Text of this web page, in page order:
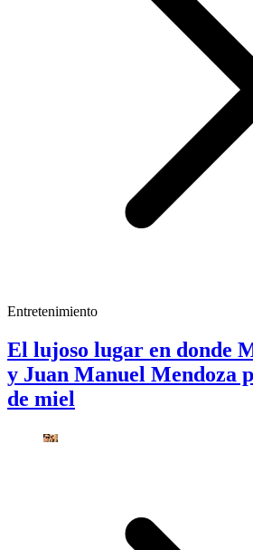
Entretenimiento
El lujoso lugar en donde
y Juan Manuel Mendoza
de miel